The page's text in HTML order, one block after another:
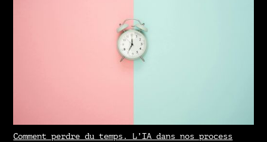
Comment perdre du temps. L’IA dans nos process